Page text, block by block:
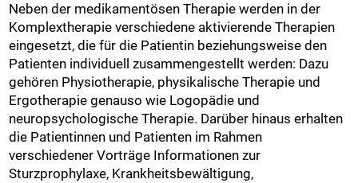
Neben der medikamentösen Therapie werden in der
Komplextherapie verschiedene aktivierende Therapien
eingesetzt, die für die Patientin beziehungsweise den
Patienten individuell zusammengestellt werden: Dazu
gehören Physiotherapie, physikalische Therapie und
Ergotherapie genauso wie Logopädie und
neuropsychologische Therapie. Darüber hinaus erhalten
die Patientinnen und Patienten im Rahmen
verschiedener Vorträge Informationen zur
Sturzprophylaxe, Krankheitsbewältigung,